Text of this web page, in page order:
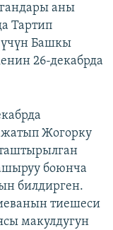
аны
Тартип
Башкы
26-декабрда
жатып Жогорку
боюнча
билдирген.
тиешеси
макулдугун